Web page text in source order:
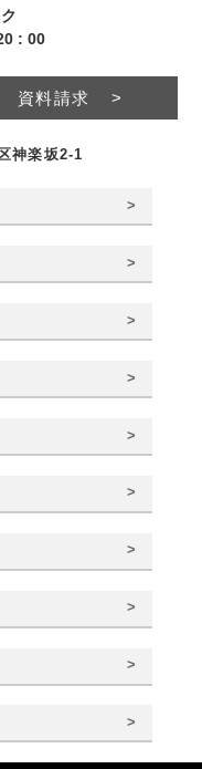
: 00
資料請求 >
神楽坂2-1
>
>
>
>
>
>
>
>
>
>